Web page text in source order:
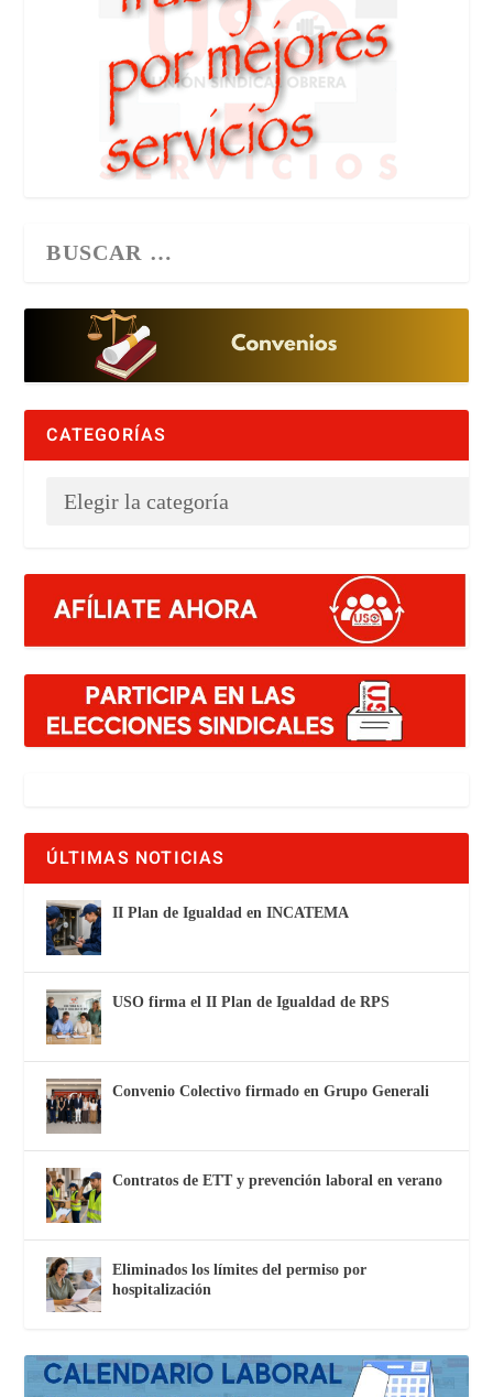
CATEGORÍAS
ÚLTIMAS NOTICIAS
II Plan de Igualdad en INCATEMA
USO firma el II Plan de Igualdad de RPS
Convenio Colectivo firmado en Grupo Generali
Contratos de ETT y prevención laboral en verano
Eliminados los límites del permiso por
hospitalización